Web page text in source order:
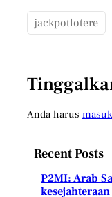
jackpotlotere
Anda harus masuk
Recent Posts
P2MI: Arab